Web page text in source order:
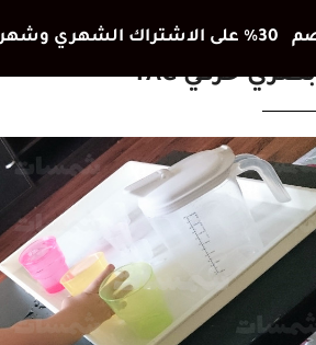
اضافي هديتنا للأطفال في العطلة الصيفية